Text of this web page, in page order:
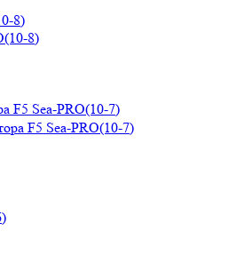
8)
F5 Sea-PRO(10-7)